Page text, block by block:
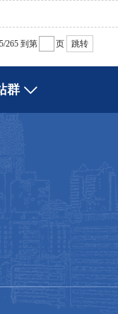
265 到第 页 跳转
群